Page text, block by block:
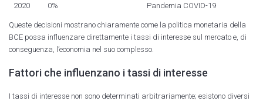
2020 0% Pandemia COVID-19
Queste decisioni mostrano chiaramente come la politica monetaria della
BCE possa influenzare direttamente i tassi di interesse sul mercato e, di
conseguenza, l’economia nel suo complesso.
Fattori che influenzano i tassi di interesse
I tassi di interesse non sono determinati arbitrariamente; esistono diversi